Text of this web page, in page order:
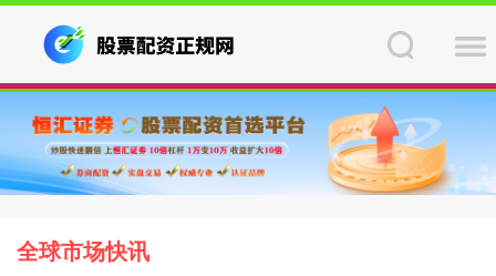
全球市场快讯